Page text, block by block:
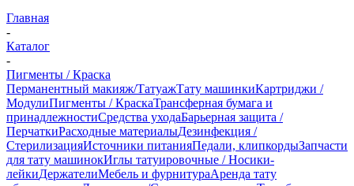
Главная
-
Каталог
-
Пигменты / Краска
Перманентный макияж/ТатуажТату машинкиКартриджи /
МодулиПигменты / КраскаТрансферная бумага и
принадлежностиСредства уходаБарьерная защита /
ПерчаткиРасходные материалыДезинфекция /
СтерилизацияИсточники питанияПедали, клипкордыЗапчасти
для тату машинокИглы татуировочные / Носики-
лейкиДержателиМебель и фурнитураАренда тату